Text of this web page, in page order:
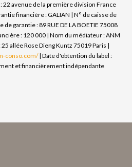
22 avenue de la première division France
financière : GALIAN | N° de caisse de
garantie : 89 RUE DE LA BOETIE 75008
: 120 000 | Nom du médiateur : ANM
allée Rose Dieng Kuntz 75019 Paris |
conso.com/| Date d'obtention du label :
et financièrement indépendante